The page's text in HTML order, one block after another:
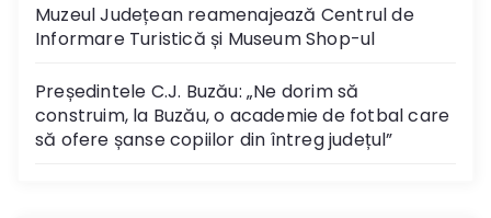
Muzeul Județean reamenajează Centrul de
Informare Turistică și Museum Shop-ul
Președintele C.J. Buzău: „Ne dorim să
construim, la Buzău, o academie de fotbal care
să ofere șanse copiilor din întreg județul”